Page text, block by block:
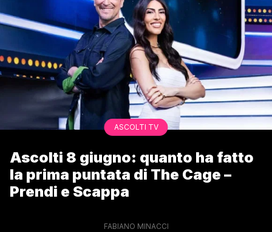
ASCOLTI TV
Ascolti 8 giugno: quanto ha fatto
la prima puntata di The Cage –
Prendi e Scappa
FABIANO MINACCI